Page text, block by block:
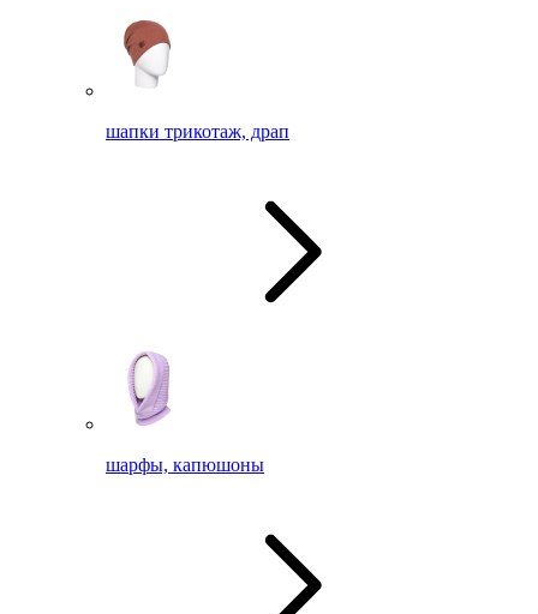
шапки трикотаж, драп
шарфы, капюшоны